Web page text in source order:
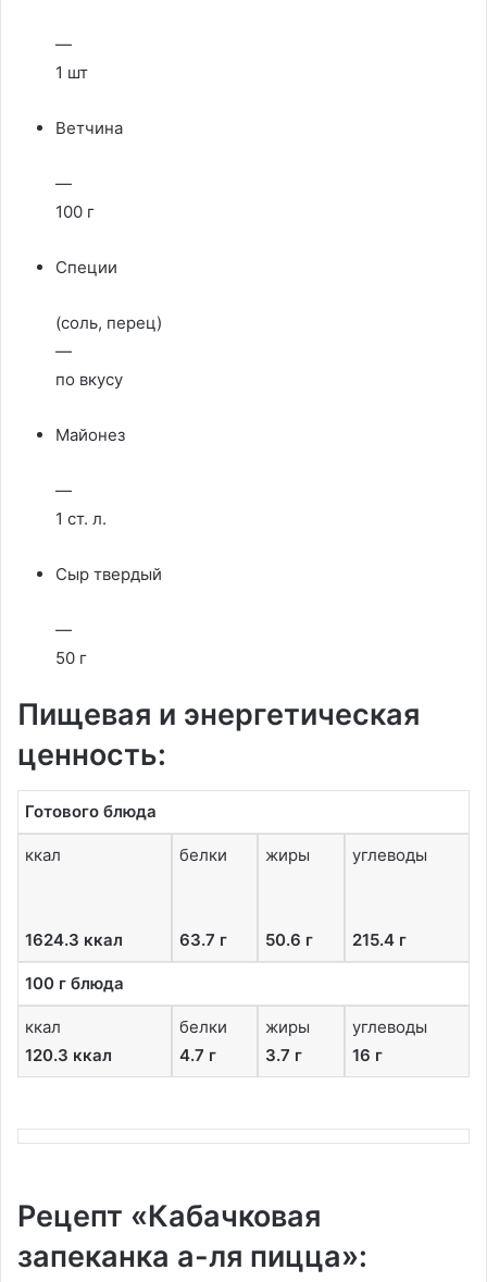
—
1 шт
Ветчина
—
100 г
Специи
(соль, перец)
—
по вкусу
Майонез
—
1 ст. л.
Сыр твердый
—
50 г
Пищевая и энергетическая
ценность:
Готового блюда
ккал
1624.3 ккал
белки
63.7 г
жиры
50.6 г
углеводы
215.4 г
100 г блюда
ккал
120.3 ккал
белки
4.7 г
жиры
3.7 г
углеводы
16 г
Рецепт «Кабачковая
запеканка а-ля пицца»: